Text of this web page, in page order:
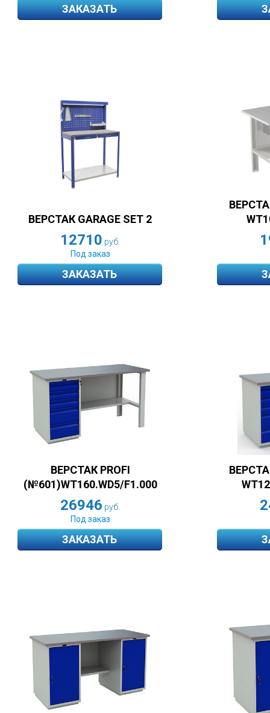
ЗАКАЗАТЬ
ВЕРСТАК GARAGE SET 2
12710 руб.
Под заказ
ЗАКАЗАТЬ
ВЕРСТАК PROFI
(№601)WT160.WD5/F1.000
26946 руб.
Под заказ
ЗАКАЗАТЬ